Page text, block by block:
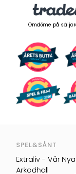
Omdöme på
SPEL&SÅNT
Extraliv - Vår Nya
Arkadhall